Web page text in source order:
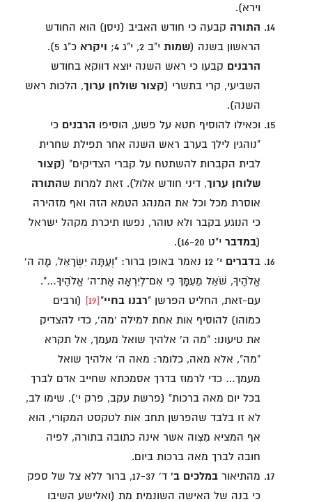
וירא).
התורה קבעה כי חודש האביב (ניסן) הוא החודש
הראשון בשנה (שמות י"ב 2, י"ג 4; ויקרא כ"ג 5).
הרבנים קבעו כי ראש השנה יוצא דווקא בחודש
השביעי, קרי בתשרי (קצור שולחן ערוך, הלכות ראש
השנה).
וכאילו להוסיף חטא על פשע, הוסיפו הרבנים כי
"נוהגין לילך בערב ראש השנה אחר תפילת שחרית
לבית הקברות להשתטח על קברי הצדיקים" (קצור
שלוחן ערוך, דיני חודש אלול). זאת למרות שהתורה
אוסרת מכל וכל את המנהג הטמא הזה ואף מזהירה
כי הנוגע בקבר ולא טוהר, נפשו תיכרת מקהל ישראל
(במדבר י"ט 16-20).
בדברים
י' 12 נאמר באופן ברור: "וְעַתָּה יִשְׂרָאֵל, מָה ה'
אֱלֹהֶיךָ, שֹׁאֵל מֵעִמָּךְ כִּי אִם־לְיִרְאָה אֶת־ה' אֱלֹהֶיךָ…".
עם-זאת, החליט הפרשן "רבנו בחיי"
[19]
(ורבים
כמוהו) להוסיף אות אחת למילה 'מה', כדי להצדיק
את טיעונו: "מה ה' אלהיך שואל מעמך, אל תקרא
"מה", אלא מאה, כלומר: מאה ה' אלהיך שואל
מעמך… כדי לרמוז בדרך אסמכתא שחייב אדם לברך
בכל יום מאה ברכות" (פרשת עקב, פרק י'). שימו לב,
לא זו בלבד שהפרשן תחב אות לטקסט המקורי, הוא
אף המציא מִצְוה אשר אינה כתובה בתורה, לפיה
חובה לברך מאה ברכות ביום.
מהתיאור במלכים ב'
ד' 17-37, ברור ללא צל של ספק
כי בנה של האישה השונמית מת (ואלישע השיבו